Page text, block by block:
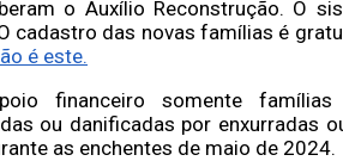
o Auxílio Reconstrução. O
cadastro das novas famílias é
é este.
financeiro somente
ou danificadas por enxurradas
as enchentes de maio de 2024.